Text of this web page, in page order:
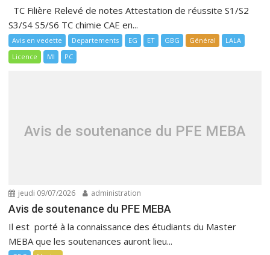
TC Filière Relevé de notes Attestation de réussite S1/S2
S3/S4 S5/S6 TC chimie CAE en...
Avis en vedette Departements EG ET GBG Général
LALA
Licence
MI PC
Avis de soutenance du PFE MEBA
jeudi 09/07/2026 administration
Avis de soutenance du PFE MEBA
Il est porté à la connaissance des étudiants du Master
MEBA que les soutenances auront lieu...